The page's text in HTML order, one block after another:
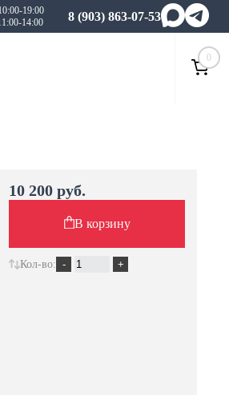
19:00
14:00
8 (903) 863-07-53
0
10 200 руб.
В корзину
Кол-во: